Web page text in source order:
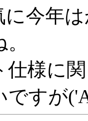
に今年
様に
ですが